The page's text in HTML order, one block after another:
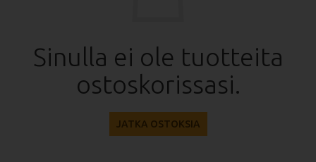
Sinulla ei ole tuotteita
ostoskorissasi.
JATKA OSTOKSIA